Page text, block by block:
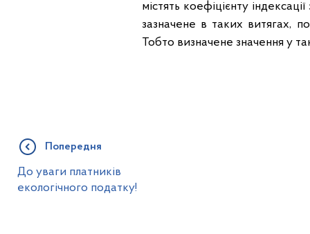
містять коефіцієнту
зазначене в таких витягах,
Тобто визначене значення у
Попередня
До уваги платників
екологічного податку!